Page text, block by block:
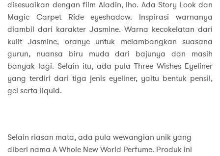
disesuaikan dengan film Aladin, lho. Ada Story Look dan
Magic Carpet Ride eyeshadow. Inspirasi warnanya
diambil dari karakter Jasmine. Warna kecokelatan dari
kulit Jasmine, oranye untuk melambangkan suasana
gurun, nuansa biru muda dari bajunya dan masih
banyak lagi. Selain itu, ada pula Three Wishes Eyeliner
yang terdiri dari tiga jenis eyeliner, yaitu bentuk pensil,
gel serta liquid.
Selain riasan mata, ada pula wewangian unik yang
diberi nama A Whole New World Perfume. Produk ini